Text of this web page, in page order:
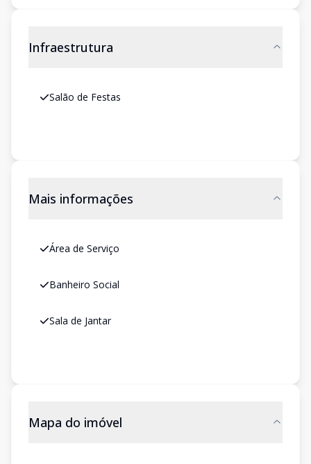
Infraestrutura
Salão de Festas
Mais informações
Área de Serviço
Banheiro Social
Sala de Jantar
Mapa do imóvel